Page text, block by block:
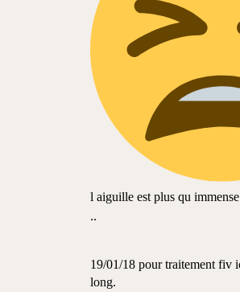
l aiguille est plus qu
..
19/01/18 pour traitement fiv
long.